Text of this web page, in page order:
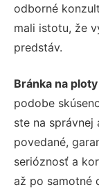
odborné
mali istotu, že
predstáv.
Bránka na
podobe
ste na správnej
povedané,
serióznosť a
až po samotné